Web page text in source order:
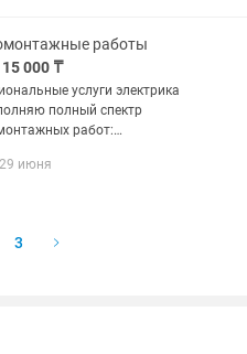
работы
15 000 ₸
услуги электрика
полный спектр
работ:
розетка и
июня
3